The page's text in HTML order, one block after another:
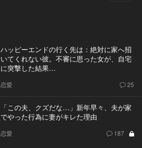
ハッピーエンドの行く先は：絶対に家へ招
いてくれない彼。不審に思った女が、自宅
に突撃した結果…
恋愛 25
「この夫、クズだな…」新年早々、夫が家
でやった行為に妻がキレた理由
恋愛 187